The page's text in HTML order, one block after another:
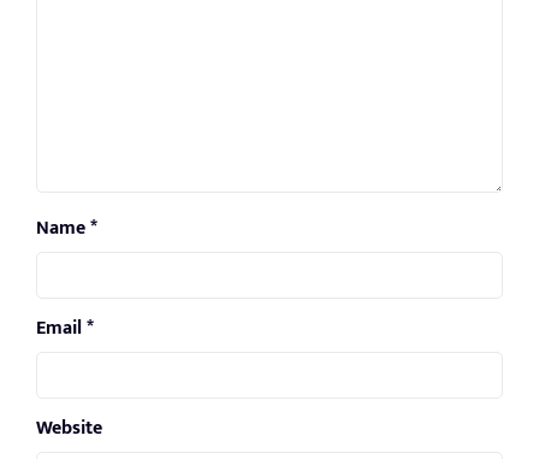
Name*
Email*
Website